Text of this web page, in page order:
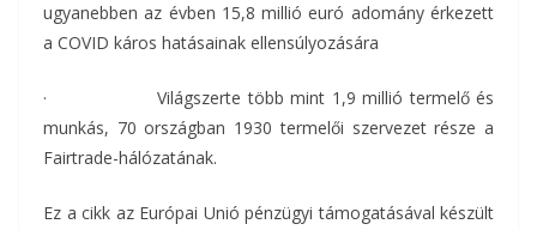
ugyanebben az évben 15,8 millió euró adomány érkezett
a COVID káros hatásainak ellensúlyozására
· Világszerte több mint 1,9 millió termelő és
munkás, 70 országban 1930 termelői szervezet része a
Fairtrade-hálózatának.
Ez a cikk az Európai Unió pénzügyi támogatásával készült